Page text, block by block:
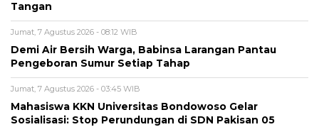
Tangan
Jumat, 7 Agustus 2026 - 08:12 WIB
Demi Air Bersih Warga, Babinsa Larangan Pantau
Pengeboran Sumur Setiap Tahap
Jumat, 7 Agustus 2026 - 03:45 WIB
Mahasiswa KKN Universitas Bondowoso Gelar
Sosialisasi: Stop Perundungan di SDN Pakisan 05